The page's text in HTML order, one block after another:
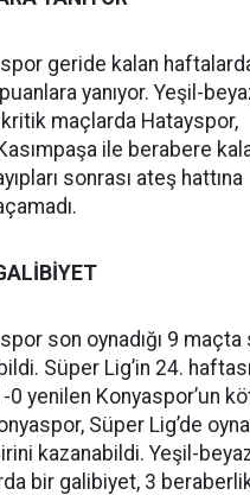
geride kalan haftalarda
yanıyor. Yeşil-
kritik maçlarda Hatayspor,
ile berabere
sonrası ateş hattına
son oynadığı 9
Süper Lig’in 24.
0 yenilen Konyaspor’un
Süper Lig’de
kazanabildi. Yeşil-
bir galibiyet, 3